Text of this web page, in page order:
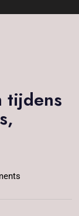
tijdens